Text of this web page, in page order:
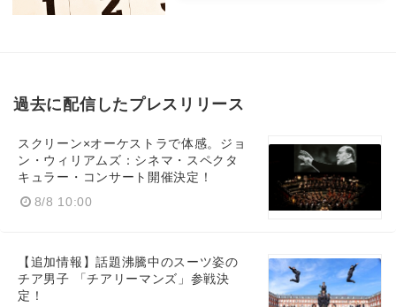
過去に配信したプレスリリース
スクリーン×オーケストラで体感。ジョ
ン・ウィリアムズ：シネマ・スペクタ
キュラー・コンサート開催決定！
8/8 10:00
【追加情報】話題沸騰中のスーツ姿の
チア男子 「チアリーマンズ」参戦決
定！